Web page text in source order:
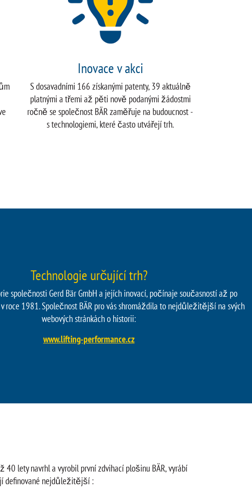
Inovace v akci
S dosavadními 166 získanými patenty, 39 aktuálně
platnými a třemi až pěti nově podanými žádostmi
ročně se společnost BÄR zaměřuje na budoucnost -
s technologiemi, které často utvářejí trh.
Technologie určující trh?
společnosti Gerd Bär GmbH a jejích inovací, počínaje současností až po
roce 1981. Společnost BÄR pro vás shromáždila to nejdůležitější na svých
webových stránkách o historii:
www.lifting-performance.cz
40 lety navrhl a vyrobil první zdvihací plošinu BÄR, vyrábí
definované nejdůležitější :